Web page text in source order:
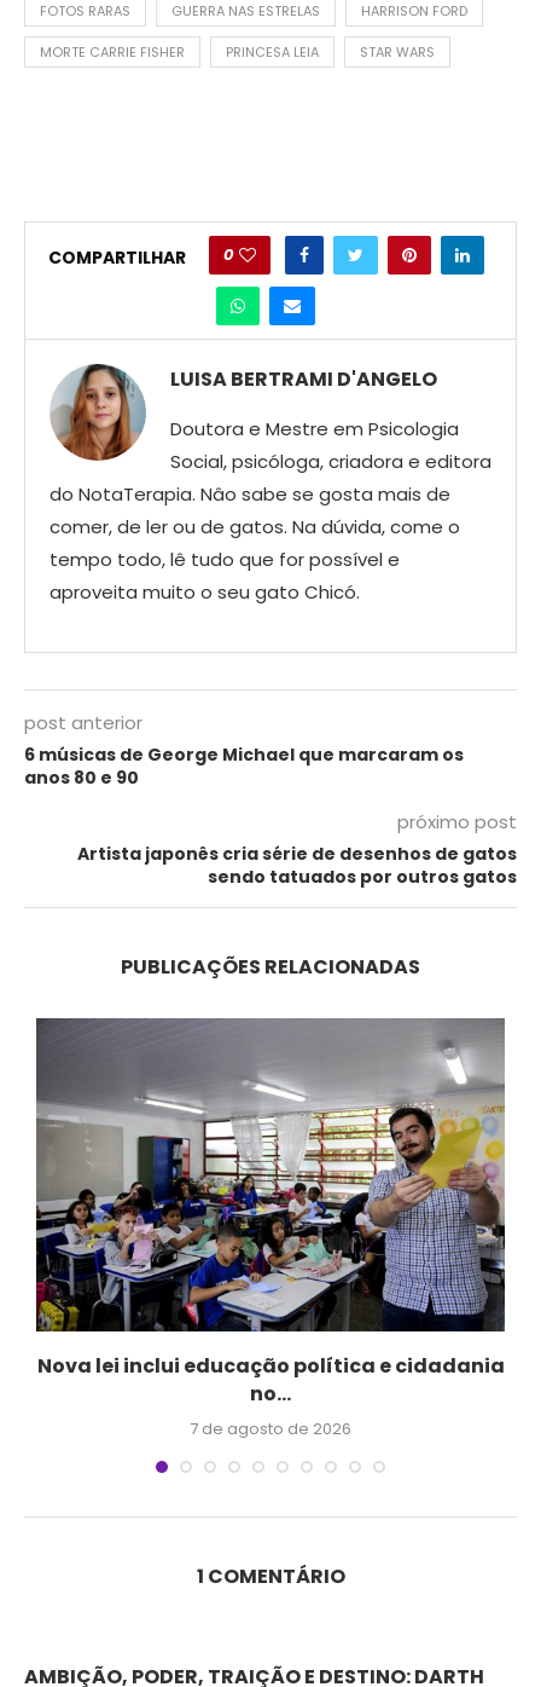
FOTOS RARAS GUERRA NAS ESTRELAS HARRISON FORD
MORTE CARRIE FISHER PRINCESA LEIA STAR WARS
COMPARTILHAR 0
LUISA BERTRAMI D'ANGELO
Doutora e Mestre em Psicologia
Social, psicóloga, criadora e editora
do NotaTerapia. Nâo sabe se gosta mais de
comer, de ler ou de gatos. Na dúvida, come o
tempo todo, lê tudo que for possível e
aproveita muito o seu gato Chicó.
post anterior
6 músicas de George Michael que marcaram os
anos 80 e 90
próximo post
Artista japonês cria série de desenhos de gatos
sendo tatuados por outros gatos
PUBLICAÇÕES RELACIONADAS
Nova lei inclui educação política e cidadania
no...
7 de agosto de 2026
1 COMENTÁRIO
AMBIÇÃO, PODER, TRAIÇÃO E DESTINO: DARTH